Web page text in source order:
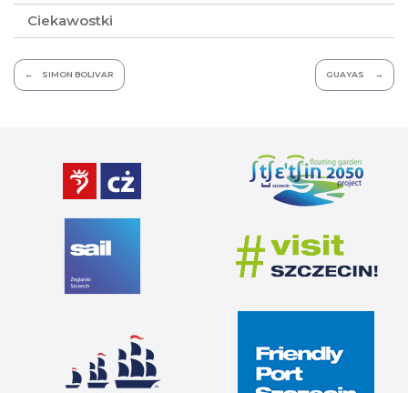
Ciekawostki
Nawigacja
wpisu
SIMON BOLIVAR GUAYAS